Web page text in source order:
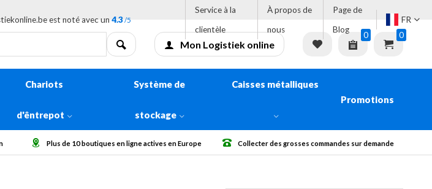
est noté avec un 4.3 /5
Service à la
clientèle
À propos de
nous
Page de
Blog
FR
Mon Logistiek online
0 0
Chariots
d'êntrepot
Système de
stockage
Caisses métalliques
Promotions
en ligne actives en Europe Collecter des grosses commandes sur demande Livraison gratuite à partir